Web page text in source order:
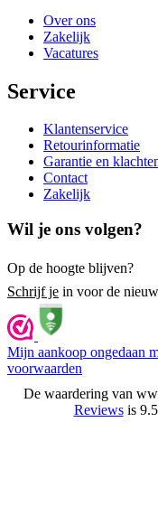
Over ons
Zakelijk
Vacatures
Service
Klantenservice
Retourinformatie
Garantie en
Contact
Zakelijk
Wil je ons volgen?
Op de hoogte blijven?
Schrijf je in voor de
Mijn aankoop ongedaan
voorwaarden
De waardering van
Reviewsis